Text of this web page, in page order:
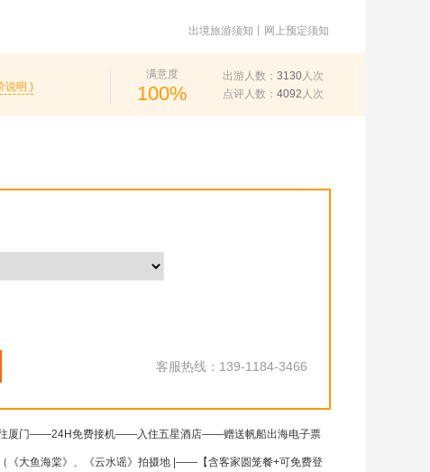
出境旅游须知 网上预定须知
说明 )
满意度
100%
出游人数： 3130人次
点评人数： 4092 人次
客服热线：139-1184-3466
往厦门——24H免费接机——入住五星酒店——赠送帆船出海电子票
《大鱼海棠》、《云水谣》拍摄地 |——【含客家圆笼餐+可免费登